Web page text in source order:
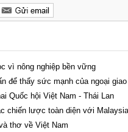
vì nông nghiệp bền vững
để thấy sức mạnh của ngoại
Quốc hội Việt Nam - Thái Lan
chiến lược toàn diện với Malaysia
thơ về Việt Nam